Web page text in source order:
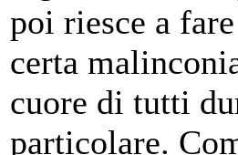
poi riesce a
certa
cuore di tutti
particolare.